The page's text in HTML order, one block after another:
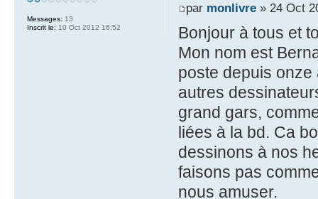
par monlivre» 24 Oct
Bonjour à tous et
Mon nom est
poste depuis
autres
grand gars,
liées à la bd. Ca
dessinons à nos
faisons pas
nous amuser.
Messages: 13
Inscrit le: 10 Oct 2012 16:52